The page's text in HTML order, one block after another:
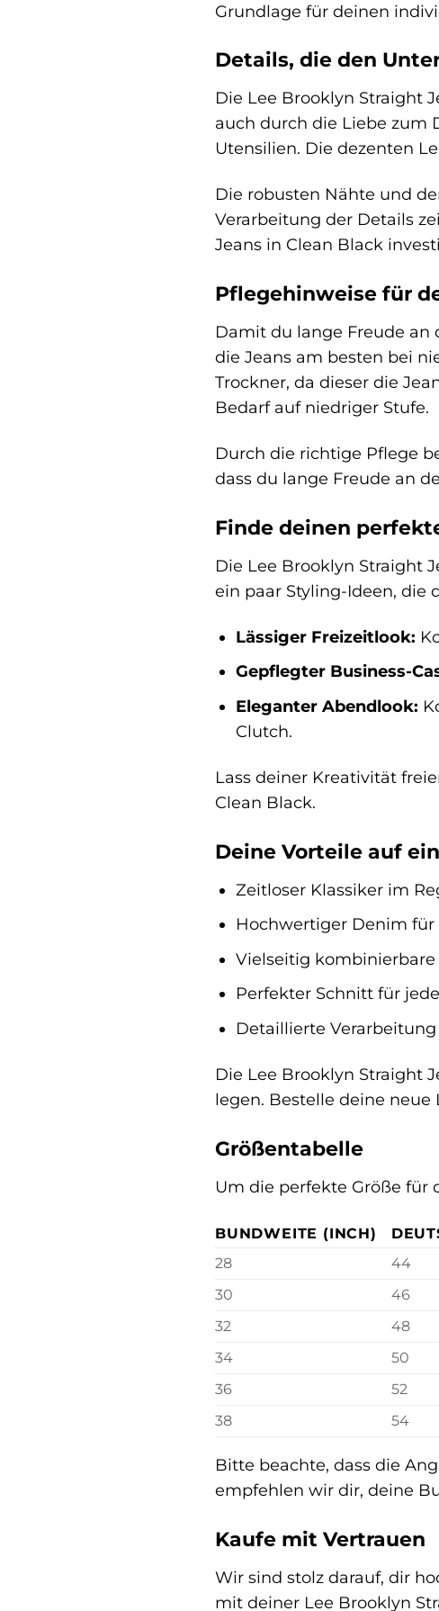
Grundlage für deinen
Details, die den
Die Lee Brooklyn Straight
auch durch die Liebe zum
Utensilien. Die dezenten
Die robusten Nähte und
Verarbeitung der Details
Jeans in Clean Black
Pflegehinweise für
Damit du lange Freude an
die Jeans am besten bei
Trockner, da dieser die
Bedarf auf niedriger Stufe.
Durch die richtige Pflege
dass du lange Freude an
Finde deinen
Die Lee Brooklyn Straight
ein paar Styling-Ideen, die
Lässiger Freizeitlook:
Gepflegter Business-
Eleganter Abendlook:
Clutch.
Lass deiner Kreativität
Clean Black.
Deine Vorteile auf
Zeitloser Klassiker im
Hochwertiger Denim
Vielseitig kombinierbare
Perfekter Schnitt für
Detaillierte
Die Lee Brooklyn Straight
legen. Bestelle deine
Größentabelle
Um die perfekte Größe für
BUNDWEITE (INCH)
28
44
30
46
32
48
34
50
36
52
38
54
Bitte beachte, dass die
empfehlen wir dir, deine
Kaufe mit Vertrauen
Wir sind stolz darauf, dir
mit deiner Lee Brooklyn